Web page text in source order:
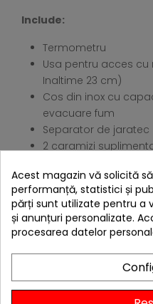
Include:
Termometru
Usa pentru acces cu
Inaltime 23 cm)
Cos din inox cu
evacuare fum
Separator de jaratec
2 caramizi
CLIENTII CARE
PRODUS AU
Acest magazin vă solicită
performanță, statistici și
părți sunt utilizate pentru a
și anunțuri personalizate.
procesarea datelor